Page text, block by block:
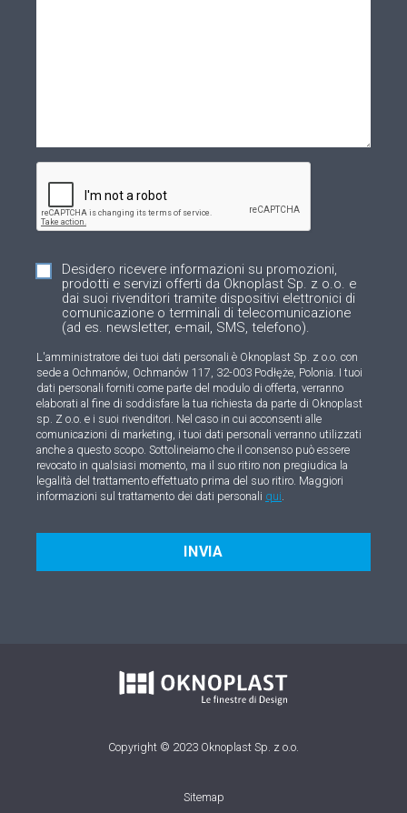
Desidero ricevere informazioni su promozioni,
prodotti e servizi offerti da Oknoplast Sp. z o.o. e
dai suoi rivenditori tramite dispositivi elettronici di
comunicazione o terminali di telecomunicazione
(ad es. newsletter, e-mail, SMS, telefono).
L'amministratore dei tuoi dati personali è Oknoplast Sp. z o.o. con
sede a Ochmanów, Ochmanów 117, 32-003 Podłęże, Polonia. I tuoi
dati personali forniti come parte del modulo di offerta, verranno
elaborati al fine di soddisfare la tua richiesta da parte di Oknoplast
sp. Z o.o. e i suoi rivenditori. Nel caso in cui acconsenti alle
comunicazioni di marketing, i tuoi dati personali verranno utilizzati
anche a questo scopo. Sottolineiamo che il consenso può essere
revocato in qualsiasi momento, ma il suo ritiro non pregiudica la
legalità del trattamento effettuato prima del suo ritiro. Maggiori
informazioni sul trattamento dei dati personali qui.
INVIA
Copyright © 2023 Oknoplast Sp. z o.o.
Sitemap